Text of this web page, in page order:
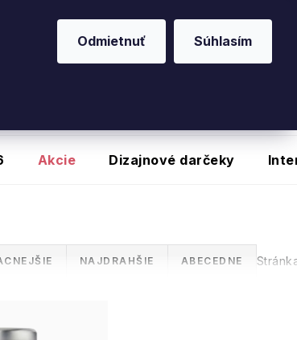
PORTUGALSKO20 na vybrané
Odmietnuť Súhlasím
Akcie Dizajnové darčeky
NAJDRAHŠIE ABECEDNE